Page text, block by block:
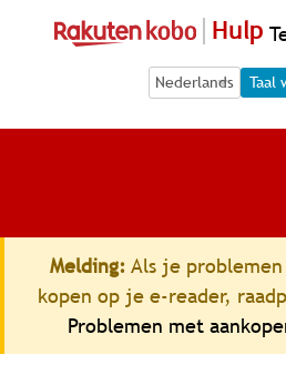
Hulp
Language
Language Taal
Melding: Als je
kopen op je e-reader,
Problemen met